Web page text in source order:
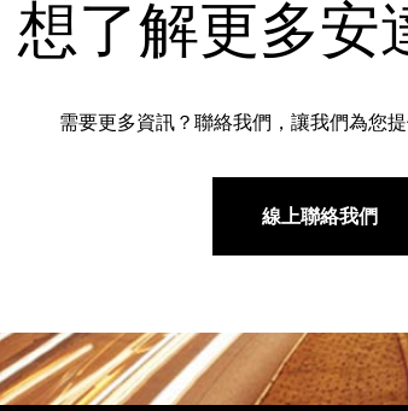
想了解更多安
需要更多資訊？聯絡我們，讓我們為您提
線上聯絡我們